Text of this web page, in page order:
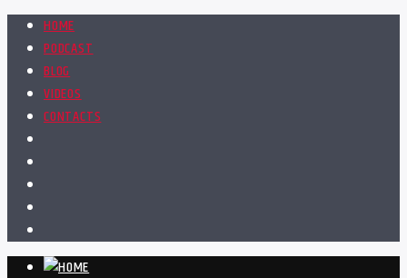
HOME
PODCAST
BLOG
VIDEOS
CONTACTS